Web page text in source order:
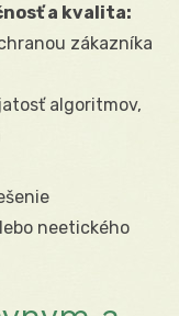
a kvalita:
zákazníka
algoritmov,
neetického